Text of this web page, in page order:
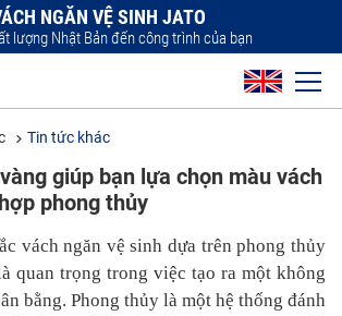
NGĂN VỆ SINH JATO
lượng Nhật Bản đến công trình của bạn
Tin tức khác
giúp bạn lựa chọn màu vách
phong thủy
vách ngăn vệ sinh dựa trên phong thủy
quan trọng trong việc tạo ra một không
bằng. Phong thủy là một hệ thống đánh